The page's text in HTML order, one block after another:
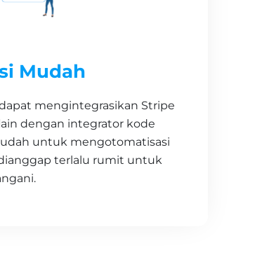
Mudah
mengintegrasikan Stripe
dengan integrator kode
untuk mengotomatisasi
terlalu rumit untuk